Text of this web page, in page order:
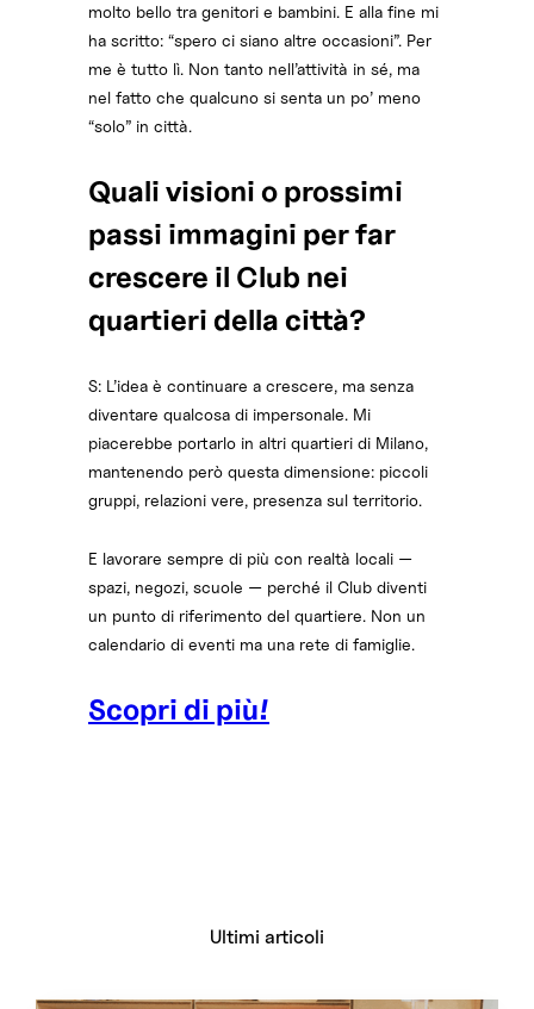
molto bello tra genitori e bambini. E alla fine mi
ha scritto: “spero ci siano altre occasioni”. Per
me è tutto lì. Non tanto nell’attività in sé, ma
nel fatto che qualcuno si senta un po’ meno
“solo” in città.
Quali visioni o prossimi
passi immagini per far
crescere il Club nei
quartieri della città?
S: L’idea è continuare a crescere, ma senza
diventare qualcosa di impersonale. Mi
piacerebbe portarlo in altri quartieri di Milano,
mantenendo però questa dimensione: piccoli
gruppi, relazioni vere, presenza sul territorio.
E lavorare sempre di più con realtà locali —
spazi, negozi, scuole — perché il Club diventi
un punto di riferimento del quartiere. Non un
calendario di eventi ma una rete di famiglie.
Scopri di più!
Ultimi articoli